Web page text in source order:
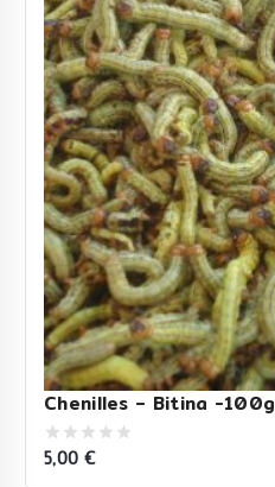
Chenilles – Bitina -100g
0
5,00 €